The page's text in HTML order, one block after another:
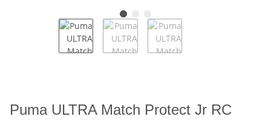
Puma ULTRA Match Protect Jr RC